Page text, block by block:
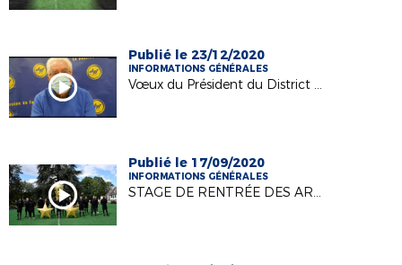
Publié le 23/12/2020
INFORMATIONS GÉNÉRALES
Vœux du Président du District des Yvelines de Football - Décembre 2020
Publié le 17/09/2020
INFORMATIONS GÉNÉRALES
STAGE DE RENTRÉE DES ARBITRES YVELINOIS - 6 SEPTEMBRE 2020 À CLAIREFONTAINE